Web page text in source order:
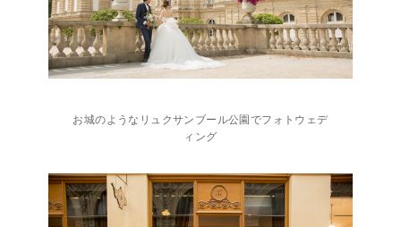
お城のようなリュクサンブール公園でフォトウェデ
ィング